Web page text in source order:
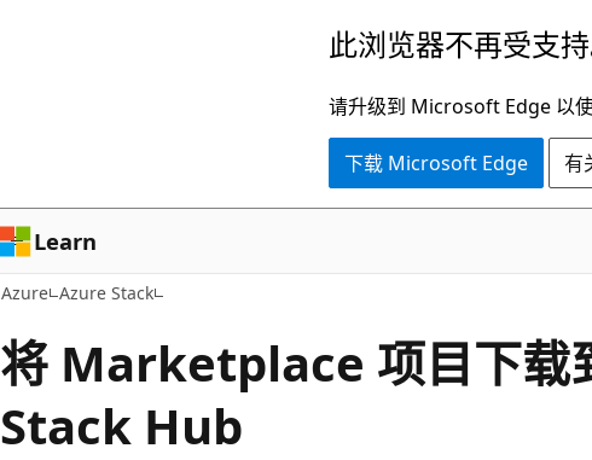
容
此浏览器不再受支持
请升级到 Microsoft Edge 以
下载 Microsoft Edge 有
Learn
Azure Azure Stack
将 Marketplace 项目下载
Stack Hub